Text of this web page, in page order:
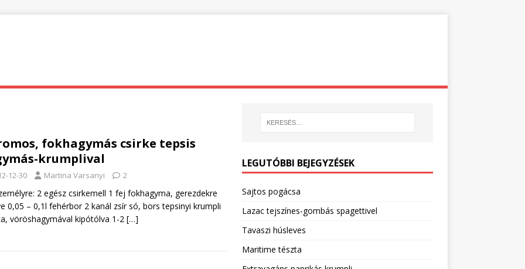
fokhagymás csirke tepsis
krumplival
12-30 Martina Varsanyi 2
2 egész csirkemell 1 fej fokhagyma, gerezdekre
0,05 – 0,1l fehérbor 2 kanál zsír só, bors tepsinyi krumpli
vöröshagymával kipótólva 1-2 […]
LEGUTÓBBI BEJEGYZÉSEK
Sajtos pogácsa
Lazac tejszínes-gombás spagettivel
Tavaszi húsleves
Maritime tészta